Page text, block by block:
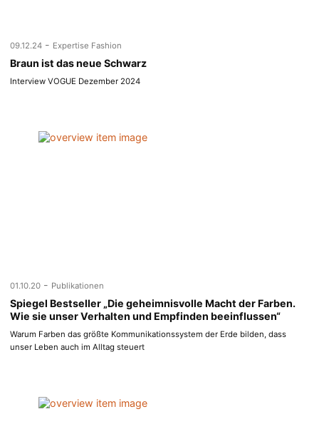
09.12.24 - Expertise Fashion
Braun ist das neue Schwarz
Interview VOGUE Dezember 2024
01.10.20 - Publikationen
Spiegel Bestseller „Die geheimnisvolle Macht der Farben.
Wie sie unser Verhalten und Empfinden beeinflussen“
Warum Farben das größte Kommunikationssystem der Erde bilden, dass
unser Leben auch im Alltag steuert